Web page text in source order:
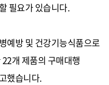
필요가 있습니다.
예방 및 건강기능식품으로
22개 제품의 구매대행
했습니다.